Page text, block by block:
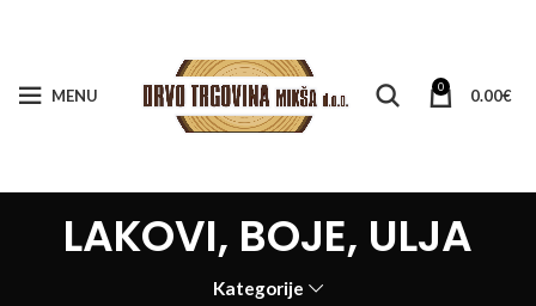
MENU 0 0.00€
LAKOVI, BOJE, ULJA
Kategorije